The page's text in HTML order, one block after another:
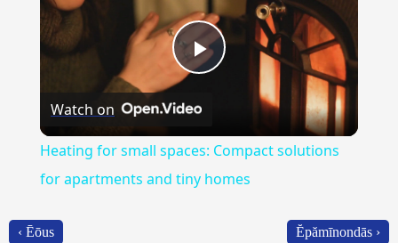
Play
Video
Watch on
Heating for small spaces: Compact solutions
for apartments and tiny homes
‹ Ēōus Ĕpămīnondās ›